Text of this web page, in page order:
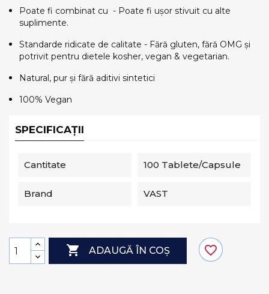
Poate fi combinat cu - Poate fi ușor stivuit cu alte
suplimente.
Standarde ridicate de calitate - Fără gluten, fără OMG și
potrivit pentru dietele kosher, vegan & vegetarian.
Natural, pur și fără aditivi sintetici
100% Vegan
SPECIFICAȚII
Cantitate 100 Tablete/capsule
Brand VAST
 ADAUGĂ ÎN COȘ favorite_border